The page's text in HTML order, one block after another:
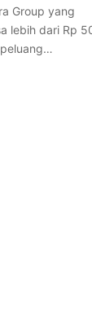
Group yang
lebih dari Rp